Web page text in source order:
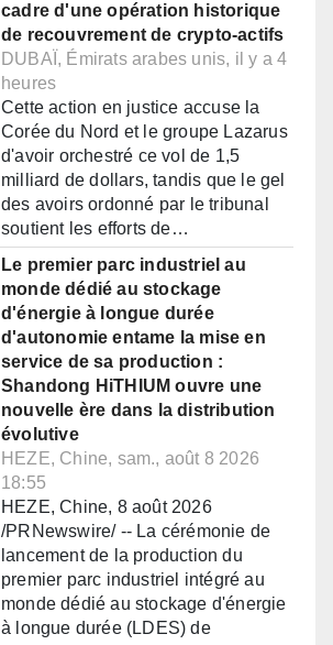
cadre d'une opération historique
de recouvrement de crypto-actifs
DUBAÏ, Émirats arabes unis, il y a 4
heures
Cette action en justice accuse la
Corée du Nord et le groupe Lazarus
d'avoir orchestré ce vol de 1,5
milliard de dollars, tandis que le gel
des avoirs ordonné par le tribunal
soutient les efforts de…
Le premier parc industriel au
monde dédié au stockage
d'énergie à longue durée
d'autonomie entame la mise en
service de sa production :
Shandong HiTHIUM ouvre une
nouvelle ère dans la distribution
évolutive
HEZE, Chine, sam., août 8 2026
18:55
HEZE, Chine, 8 août 2026
/PRNewswire/ -- La cérémonie de
lancement de la production du
premier parc industriel intégré au
monde dédié au stockage d'énergie
à longue durée (LDES) de